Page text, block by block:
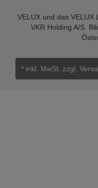
VELUX und das
VKR Holding A/S.
* inkl. MwSt. zzgl.